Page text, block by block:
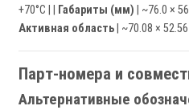
+70°C | |
Габариты (мм) | ~76.0 ×
Активная область | ~70.08 ×
Парт-номера и
Альтернативные